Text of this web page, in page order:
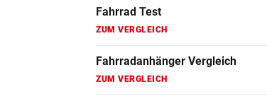
ZUM VERGLEICH
ZUM VERGLEICH